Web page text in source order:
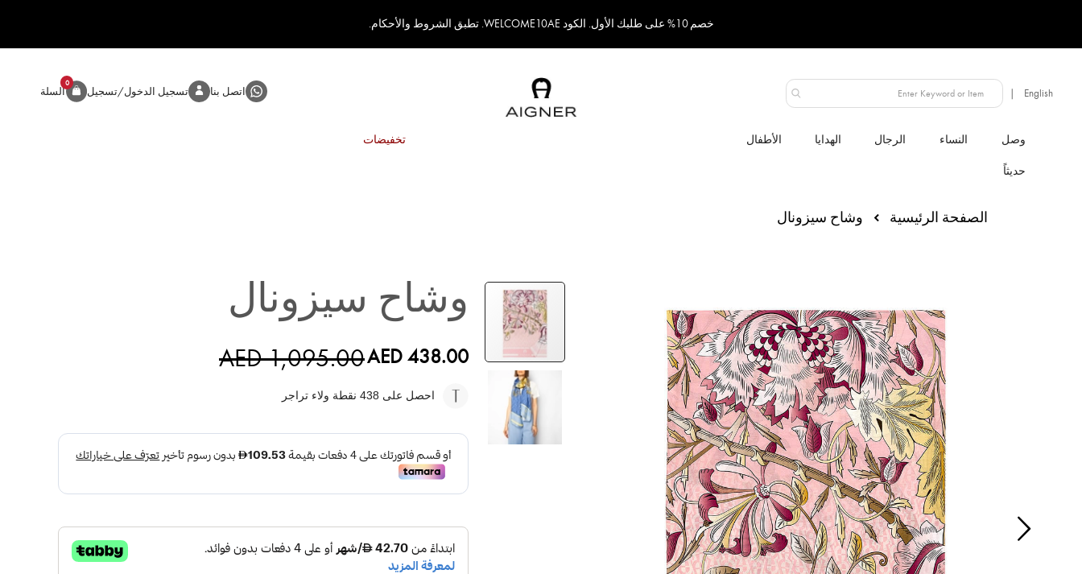
خصم 10% على طلبك الأول. الكود WELCOME10AE. تطبق الشروط والأحكام.
الإمارات العربية المتحدة اتصل بنا تسجيل الدخول/تسجيل السلة
0
المنتج
الصفحة الرئيسية وشاح سيزونال
وشاح سيزونال
AED 438.00
AED 1,095.00
احصل على 438 نقطة ولاء تراجر